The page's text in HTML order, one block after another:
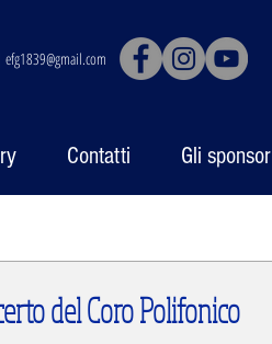
efg1839@gmail.com
Contatti Gli sponsor
del Coro Polifonico